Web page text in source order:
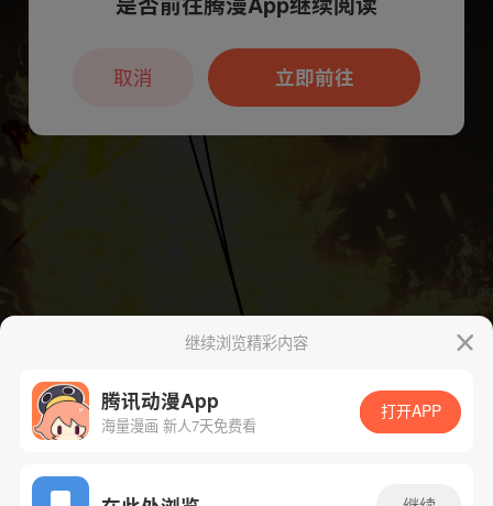
App免费看
继续浏览精彩内容
腾讯动漫App
海量漫画 新人7天免费看
打开APP
本章节仅支持App阅读，可打开App新用
户7天免费看立即前往
取消